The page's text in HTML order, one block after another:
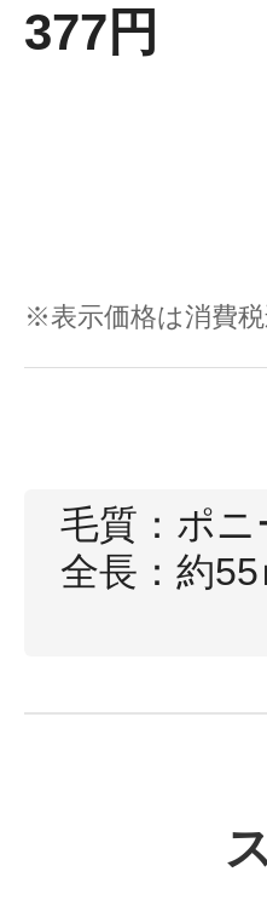
377円
※表示価格は消費税
毛質：ポニ
全長：約55